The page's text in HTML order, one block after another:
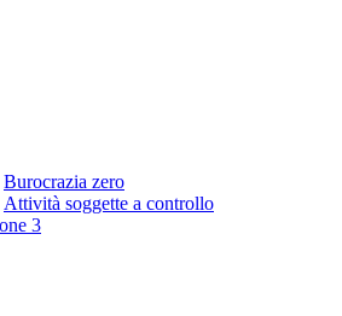
Burocrazia zero
Attività soggette a controllo
3